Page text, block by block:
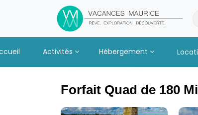
Activités Hébergement
Forfait Quad de 180